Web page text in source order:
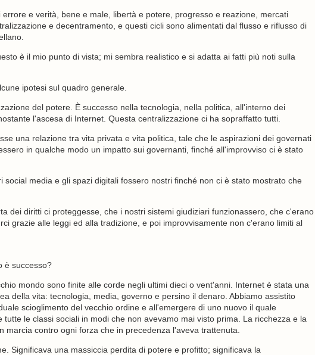
e verità, bene e male, libertà e potere, progresso e reazione, mercati
e decentramento, e questi cicli sono alimentati dal flusso e riflusso di
è il mio punto di vista; mi sembra realistico e si adatta ai fatti più noti sulla
ipotesi sul quadro generale.
del potere. È successo nella tecnologia, nella politica, all'interno dei
l'ascesa di Internet. Questa centralizzazione ci ha sopraffatto tutti.
una relazione tra vita privata e vita politica, tale che le aspirazioni dei governati
in qualche modo un impatto sui governanti, finché all'improvviso ci è stato
social media e gli spazi digitali fossero nostri finché non ci è stato mostrato che
dei diritti ci proteggesse, che i nostri sistemi giudiziari funzionassero, che c'erano
grazie alle leggi ed alla tradizione, e poi improvvisamente non c'erano limiti al
è successo?
mondo sono finite alle corde negli ultimi dieci o vent'anni. Internet è stata una
della vita: tecnologia, media, governo e persino il denaro. Abbiamo assistito
scioglimento del vecchio ordine e all'emergere di uno nuovo il quale
le classi sociali in modi che non avevamo mai visto prima. La ricchezza e la
marcia contro ogni forza che in precedenza l'aveva trattenuta.
Significava una massiccia perdita di potere e profitto; significava la